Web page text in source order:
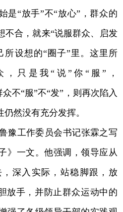
是“放手”不“放心”，群众的
不合，就来“说服群众、启发
所设想的“圈子”里。这里所
，只是我“说”你“服”，
不“服”不“发”，则再次陷入
然没有充分发挥。
豫工作委员会书记张霖之写
》一文。他强调，领导应从
深入实际，站稳脚跟，放
放手，并防止群众运动中的